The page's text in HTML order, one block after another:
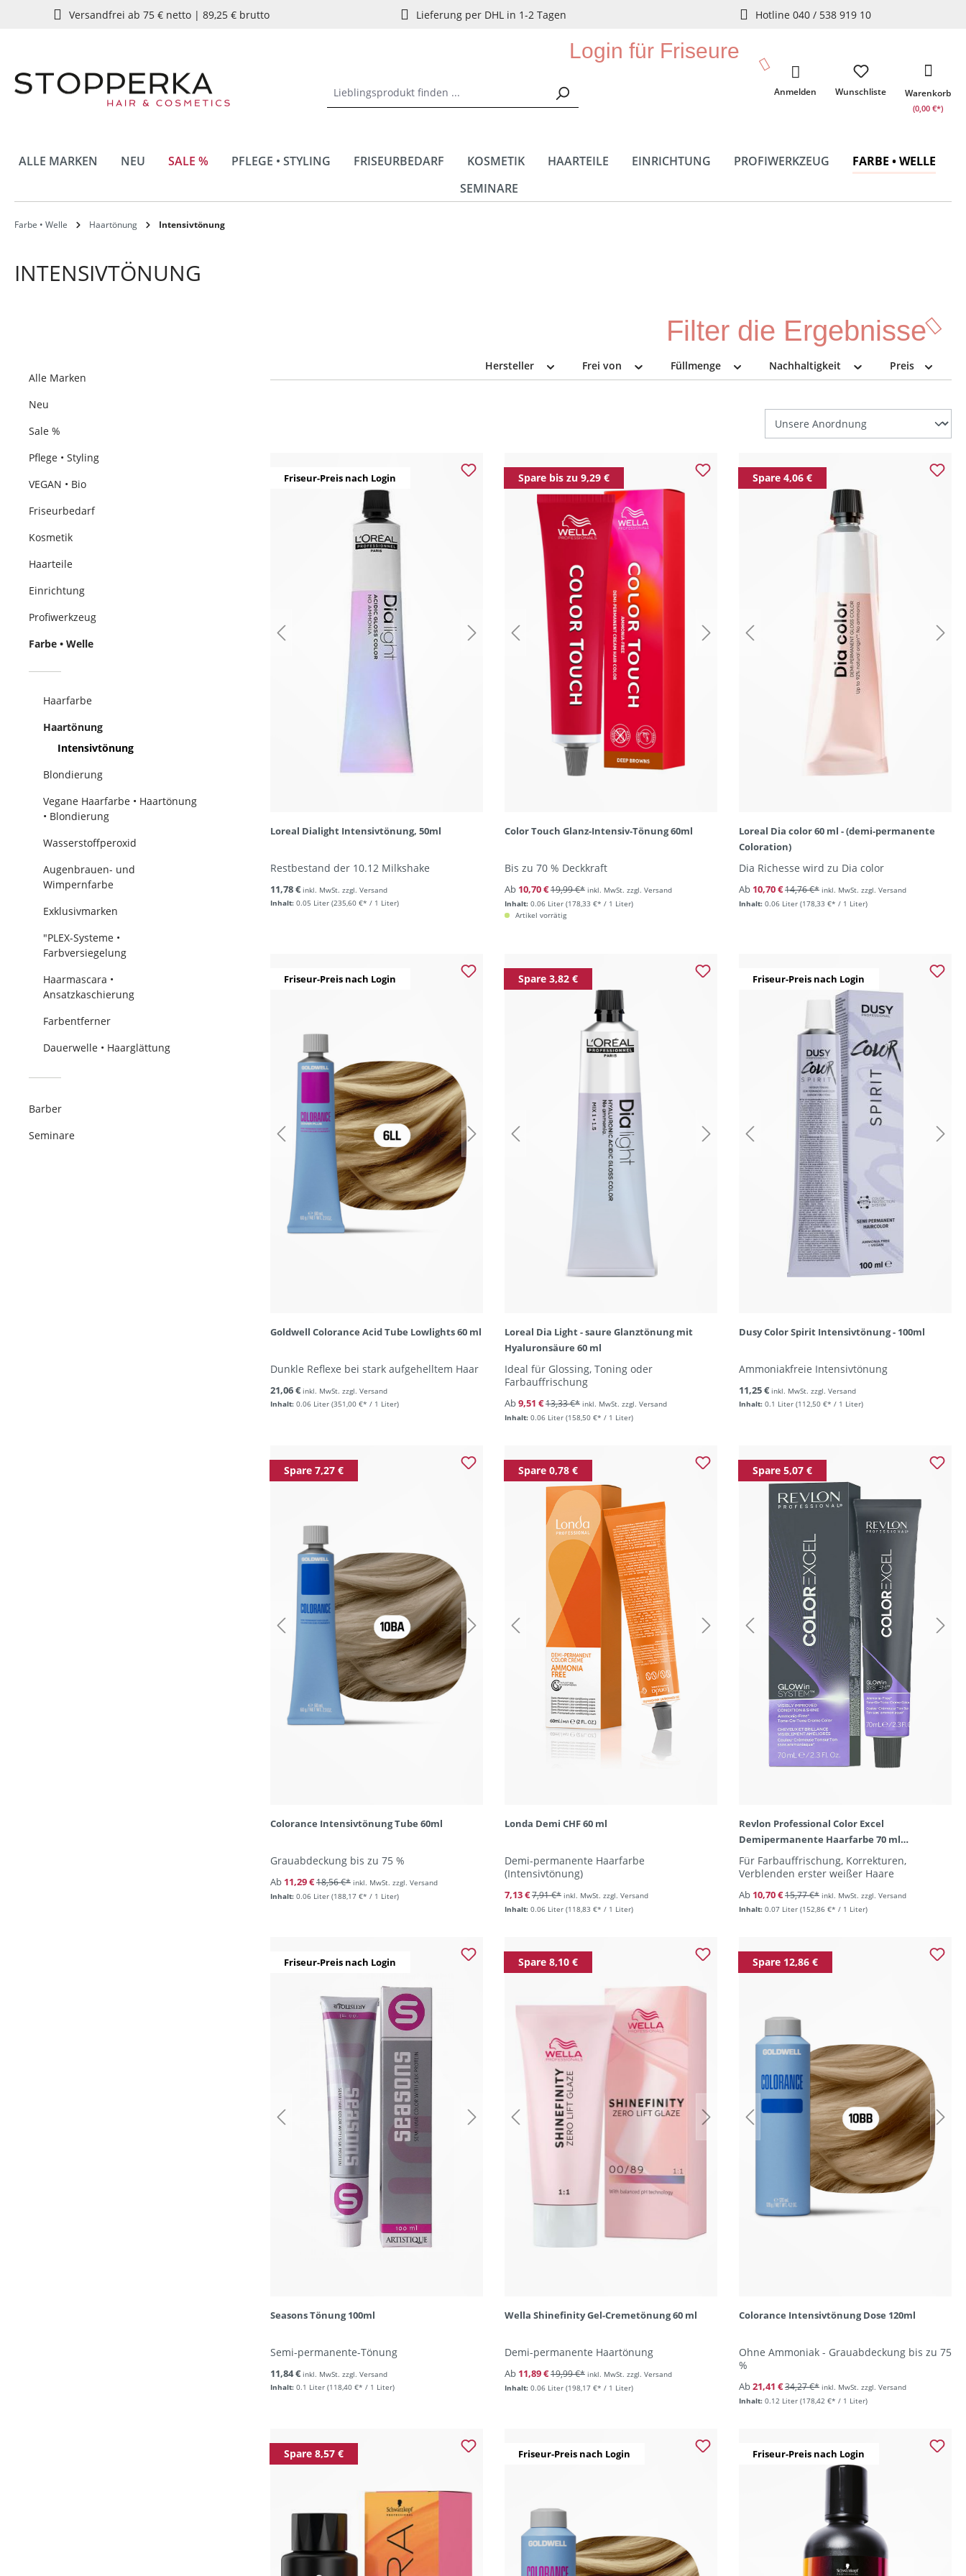
Zur Hauptnavigation springen
Versandfrei ab 75 € netto | 89,25 € brutto Lieferung per DHL in 1-2 Tagen Hotline 040 / 538 919 10
Login für Friseure
Wunschliste
Anmelden Warenkorb
(0,00 €*)
ALLE MARKEN NEU SALE % PFLEGE • STYLING FRISEURBEDARF KOSMETIK HAARTEILE EINRICHTUNG PROFIWERKZEUG
FARBE • WELLE
SEMINARE
Farbe • Welle Haartönung Intensivtönung
INTENSIVTÖNUNG
Alle Marken
Neu
Sale %
Pflege • Styling
VEGAN • Bio
Friseurbedarf
Kosmetik
Haarteile
Einrichtung
Profiwerkzeug
Farbe • Welle
Haarfarbe
Haartönung
Intensivtönung
Blondierung
Vegane Haarfarbe • Haartönung
• Blondierung
Wasserstoffperoxid
Augenbrauen- und
Wimpernfarbe
Exklusivmarken
"PLEX-Systeme •
Farbversiegelung
Haarmascara •
Ansatzkaschierung
Farbentferner
Dauerwelle • Haarglättung
Barber
Seminare
Filter die Ergebnisse
Hersteller Frei von Füllmenge Nachhaltigkeit Preis
Friseur-Preis nach Login
Loreal Dialight Intensivtönung, 50ml
Restbestand der 10.12 Milkshake
Inhalt: 0.05 Liter (235,60 €* / 1 Liter)
11,78 € inkl. MwSt. zzgl. Versand
Spare bis zu 9,29 €
Color Touch Glanz-Intensiv-Tönung 60ml
Bis zu 70 % Deckkraft
Inhalt: 0.06 Liter (178,33 €* / 1 Liter)
Ab 10,70 €19,99 €* inkl. MwSt. zzgl. Versand
Artikel vorrätig
Spare 4,06 €
Loreal Dia color 60 ml - (demi-permanente
Coloration)
Dia Richesse wird zu Dia color
Inhalt: 0.06 Liter (178,33 €* / 1 Liter)
Ab 10,70 €14,76 €* inkl. MwSt. zzgl. Versand
Friseur-Preis nach Login
Goldwell Colorance Acid Tube Lowlights 60 ml
Dunkle Reflexe bei stark aufgehelltem Haar
Inhalt: 0.06 Liter (351,00 €* / 1 Liter)
21,06 € inkl. MwSt. zzgl. Versand
Spare 3,82 €
Loreal Dia Light - saure Glanztönung mit
Hyaluronsäure 60 ml
Ideal für Glossing, Toning oder
Farbauffrischung
Inhalt: 0.06 Liter (158,50 €* / 1 Liter)
Ab9,51 €13,33 €* inkl. MwSt. zzgl. Versand
Friseur-Preis nach Login
Dusy Color Spirit Intensivtönung - 100ml
Ammoniakfreie Intensivtönung
Inhalt: 0.1 Liter (112,50 €* / 1 Liter)
11,25 € inkl. MwSt. zzgl. Versand
Spare 7,27 €
Colorance Intensivtönung Tube 60ml
Grauabdeckung bis zu 75 %
Inhalt: 0.06 Liter (188,17 €* / 1 Liter)
Ab 11,29 €18,56 €* inkl. MwSt. zzgl. Versand
Spare 0,78 €
Londa Demi CHF 60 ml
Demi-permanente Haarfarbe
(Intensivtönung)
Inhalt: 0.06 Liter (118,83 €* / 1 Liter)
7,13 €7,91 €* inkl. MwSt. zzgl. Versand
Spare 5,07 €
Revlon Professional Color Excel
Demipermanente Haarfarbe 70 ml
(Intensivtönung)
Für Farbauffrischung, Korrekturen,
Verblenden erster weißer Haare
Inhalt: 0.07 Liter (152,86 €* / 1 Liter)
Ab 10,70 €15,77 €* inkl. MwSt. zzgl. Versand
Friseur-Preis nach Login
Seasons Tönung 100ml
Semi-permanente-Tönung
Inhalt: 0.1 Liter (118,40 €* / 1 Liter)
11,84 € inkl. MwSt. zzgl. Versand
Spare 8,10 €
Wella Shinefinity Gel-Cremetönung 60 ml
Demi-permanente Haartönung
Inhalt: 0.06 Liter (198,17 €* / 1 Liter)
Ab 11,89 €19,99 €* inkl. MwSt. zzgl. Versand
Spare 12,86 €
Colorance Intensivtönung Dose 120ml
Ohne Ammoniak - Grauabdeckung bis zu 75
%
Inhalt: 0.12 Liter (178,42 €* / 1 Liter)
Ab21,41 €34,27 €* inkl. MwSt. zzgl. Versand
Spare 8,57 € Friseur-Preis nach Login Friseur-Preis nach Login